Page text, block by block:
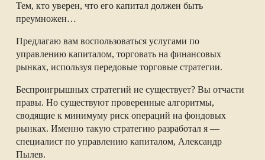
Тем, кто уверен, что его капитал должен быть
преумножен…
Предлагаю вам воспользоваться услугами по
управлению капиталом, торговать на финансовых
рынках, используя передовые торговые стратегии.
Беспроигрышных стратегий не существует? Вы отчасти
правы. Но существуют проверенные алгоритмы,
сводящие к минимуму риск операций на фондовых
рынках. Именно такую стратегию разработал я —
специалист по управлению капиталом, Александр
Пылев.